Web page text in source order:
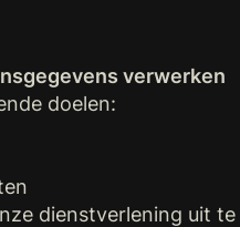
verwerken
doelen:
dienstverlening uit te